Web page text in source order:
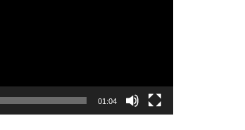
01:04